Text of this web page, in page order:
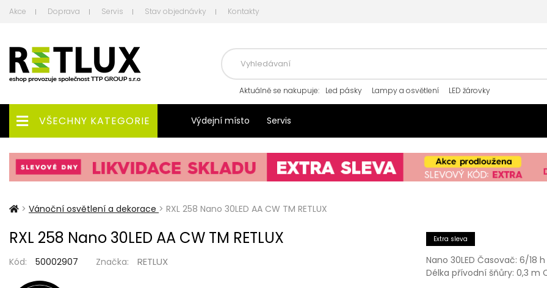
Akce Doprava Servis Stav objednávky Kontakty
Aktuálně se nakupuje: Led pásky Lampy a osvětlení LED žárovky
VŠECHNY KATEGORIE Výdejní místo Servis
> Vánoční osvětlení a dekorace > RXL 258 Nano 30LED AA CW TM RETLUX
RXL 258 Nano 30LED AA CW TM RETLUX
Kód: 50002907 Značka: RETLUX
Extra sleva
Nano 30LED Časovač: 6/18
Délka přívodní šňůry: 0,3 m